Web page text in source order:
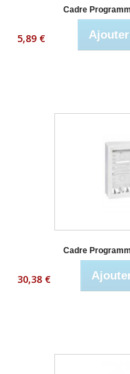
Cadre
5,89 €
Cadre
30,38 €